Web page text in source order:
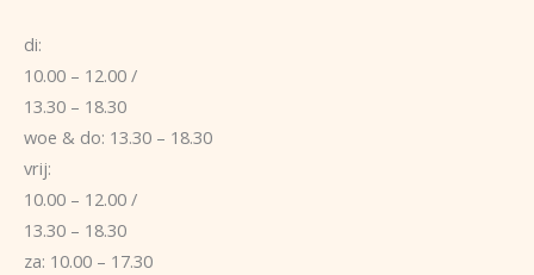
di:
10.00 – 12.00 /
13.30 – 18.30
woe & do: 13.30 – 18.30
vrij:
10.00 – 12.00 /
13.30 – 18.30
za: 10.00 – 17.30